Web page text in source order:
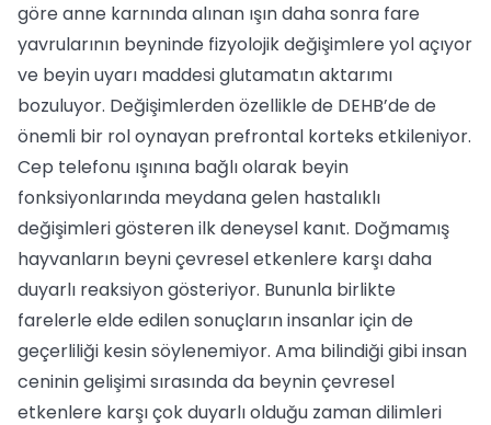
göre anne karnında alınan ışın daha sonra fare
yavrularının beyninde fizyolojik değişimlere yol açıyor
ve beyin uyarı maddesi glutamatın aktarımı
bozuluyor. Değişimlerden özellikle de DEHB’de de
önemli bir rol oynayan prefrontal korteks etkileniyor.
Cep telefonu ışınına bağlı olarak beyin
fonksiyonlarında meydana gelen hastalıklı
değişimleri gösteren ilk deneysel kanıt. Doğmamış
hayvanların beyni çevresel etkenlere karşı daha
duyarlı reaksiyon gösteriyor. Bununla birlikte
farelerle elde edilen sonuçların insanlar için de
geçerliliği kesin söylenemiyor. Ama bilindiği gibi insan
ceninin gelişimi sırasında da beynin çevresel
etkenlere karşı çok duyarlı olduğu zaman dilimleri